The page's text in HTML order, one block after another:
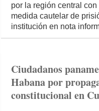
por la región central
medida cautelar de
institución en nota
Ciudadanos
Habana por
constitucional en